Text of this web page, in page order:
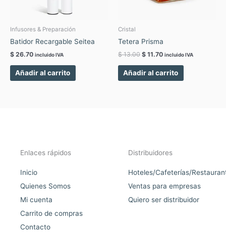
Infusores & Preparación
Batidor Recargable Seitea
$ 26.70 incluido IVA
Añadir al carrito
Cristal
Tetera Prisma
$13.00 $ 11.70 incluido IVA
Añadir al carrito
Enlaces rápidos
Inicio
Quienes Somos
Mi cuenta
Carrito de compras
Contacto
Distribuidores
Hoteles/Cafeterías/
Ventas para empresas
Quiero ser distribuidor